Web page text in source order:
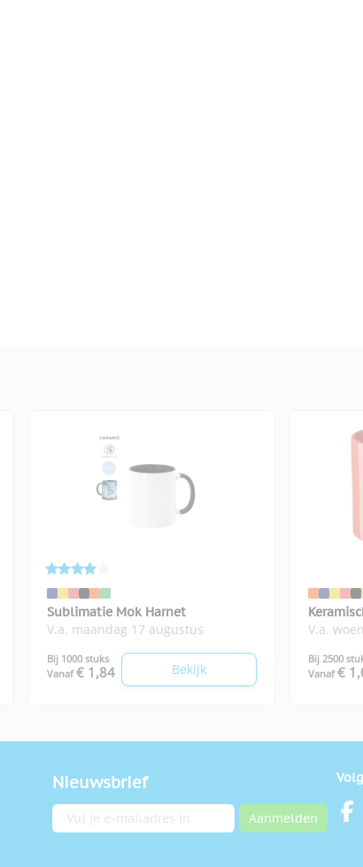
Sublimatie Mok Harnet
V.a. maandag 17 augustus
Bij 1000 stuks
Vanaf € 1,84 Bekijk
V.a.
Bij 2500
Vanaf €
Nieuwsbrief
E-mailadres Aanmelden